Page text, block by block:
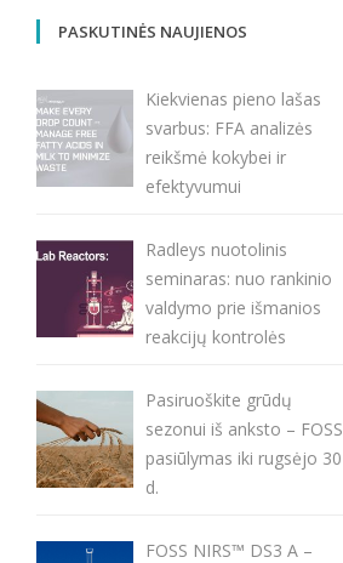
PASKUTINĖS NAUJIENOS
Kiekvienas pieno lašas
svarbus: FFA analizės
reikšmė kokybei ir
efektyvumui
Radleys nuotolinis
seminaras: nuo rankinio
valdymo prie išmanios
reakcijų kontrolės
Pasiruoškite grūdų
sezonui iš anksto – FOSS
pasiūlymas iki rugsėjo 30
d.
FOSS NIRS™ DS3 A –